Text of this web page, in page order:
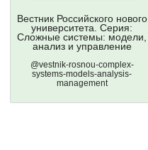
Вестник Российского нового
университета. Серия:
Сложные системы: модели,
анализ и управление
@vestnik-rosnou-complex-
systems-models-analysis-
management